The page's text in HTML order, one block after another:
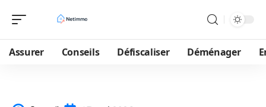
Assurer Conseils Défiscaliser Déménager